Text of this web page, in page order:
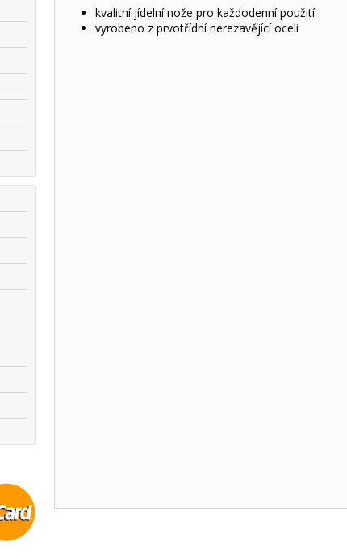
kvalitní jídelní nože pro každodenní použití
vyrobeno z prvotřídní nerezavějící oceli